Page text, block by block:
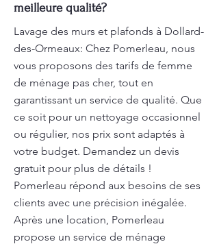
meilleure qualité?
Lavage des murs et plafonds à Dollard-
des-Ormeaux: Chez Pomerleau, nous
vous proposons des tarifs de femme
de ménage pas cher, tout en
garantissant un service de qualité. Que
ce soit pour un nettoyage occasionnel
ou régulier, nos prix sont adaptés à
votre budget. Demandez un devis
gratuit pour plus de détails !
Pomerleau répond aux besoins de ses
clients avec une précision inégalée.
Après une location, Pomerleau
propose un service de ménage